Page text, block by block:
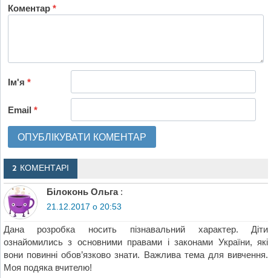
Коментар*
Ім'я*
Email*
2 КОМЕНТАРІ
Білоконь Ольга :
21.12.2017 о 20:53
Дана розробка носить пізнавальний характер. Діти
ознайомились з основними правами і законами України, які
вони повинні обов’язково знати. Важлива тема для вивчення.
Моя подяка вчителю!